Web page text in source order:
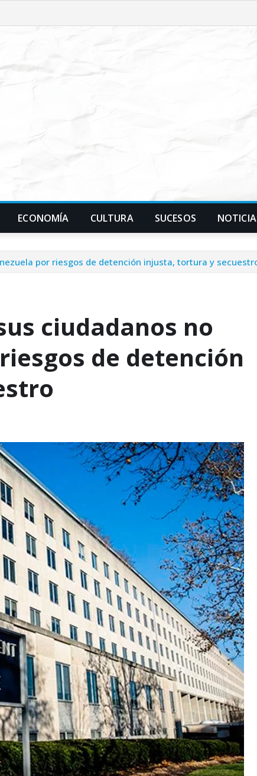
ECONOMÍA CULTURA SUCESOS
por riesgos de detención injusta, tortura y
ciudadanos no
de detención